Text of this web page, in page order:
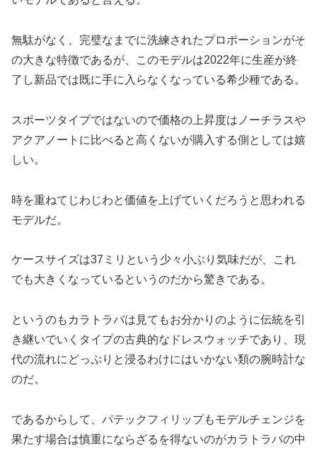
無駄がなく、完璧なまでに洗練されたプロポーションがそ
の大きな特徴であるが、このモデルは2022年に生産が終
了し新品では既に手に入らなくなっている希少種である。
スポーツタイプではないので価格の上昇度はノーチラスや
アクアノートに比べると高くないが購入する側としては嬉
しい。
時を重ねてじわじわと価値を上げていくだろうと思われる
モデルだ。
ケースサイズは37ミリという少々小ぶり気味だが、これ
でも大きくなっているというのだから驚きである。
というのもカラトラバは見てもお分かりのように伝統を引
き継いでいくタイプの古典的なドレスウォッチであり、現
代の流れにどっぷりと浸るわけにはいかない類の腕時計な
のだ。
であるからして、パテックフィリップもモデルチェンジを
果たす場合は慎重にならざるを得ないのがカラトラバの中